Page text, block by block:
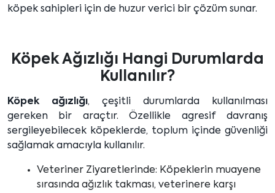
köpek sahipleri için de huzur verici bir çözüm sunar.
Köpek Ağızlığı Hangi Durumlarda
Kullanılır?
Köpek ağızlığı, çeşitli durumlarda kullanılması
gereken bir araçtır. Özellikle agresif davranış
sergileyebilecek köpeklerde, toplum içinde güvenliği
sağlamak amacıyla kullanılır.
Veteriner Ziyaretlerinde: Köpeklerin muayene
sırasında ağızlık takması, veterinere karşı